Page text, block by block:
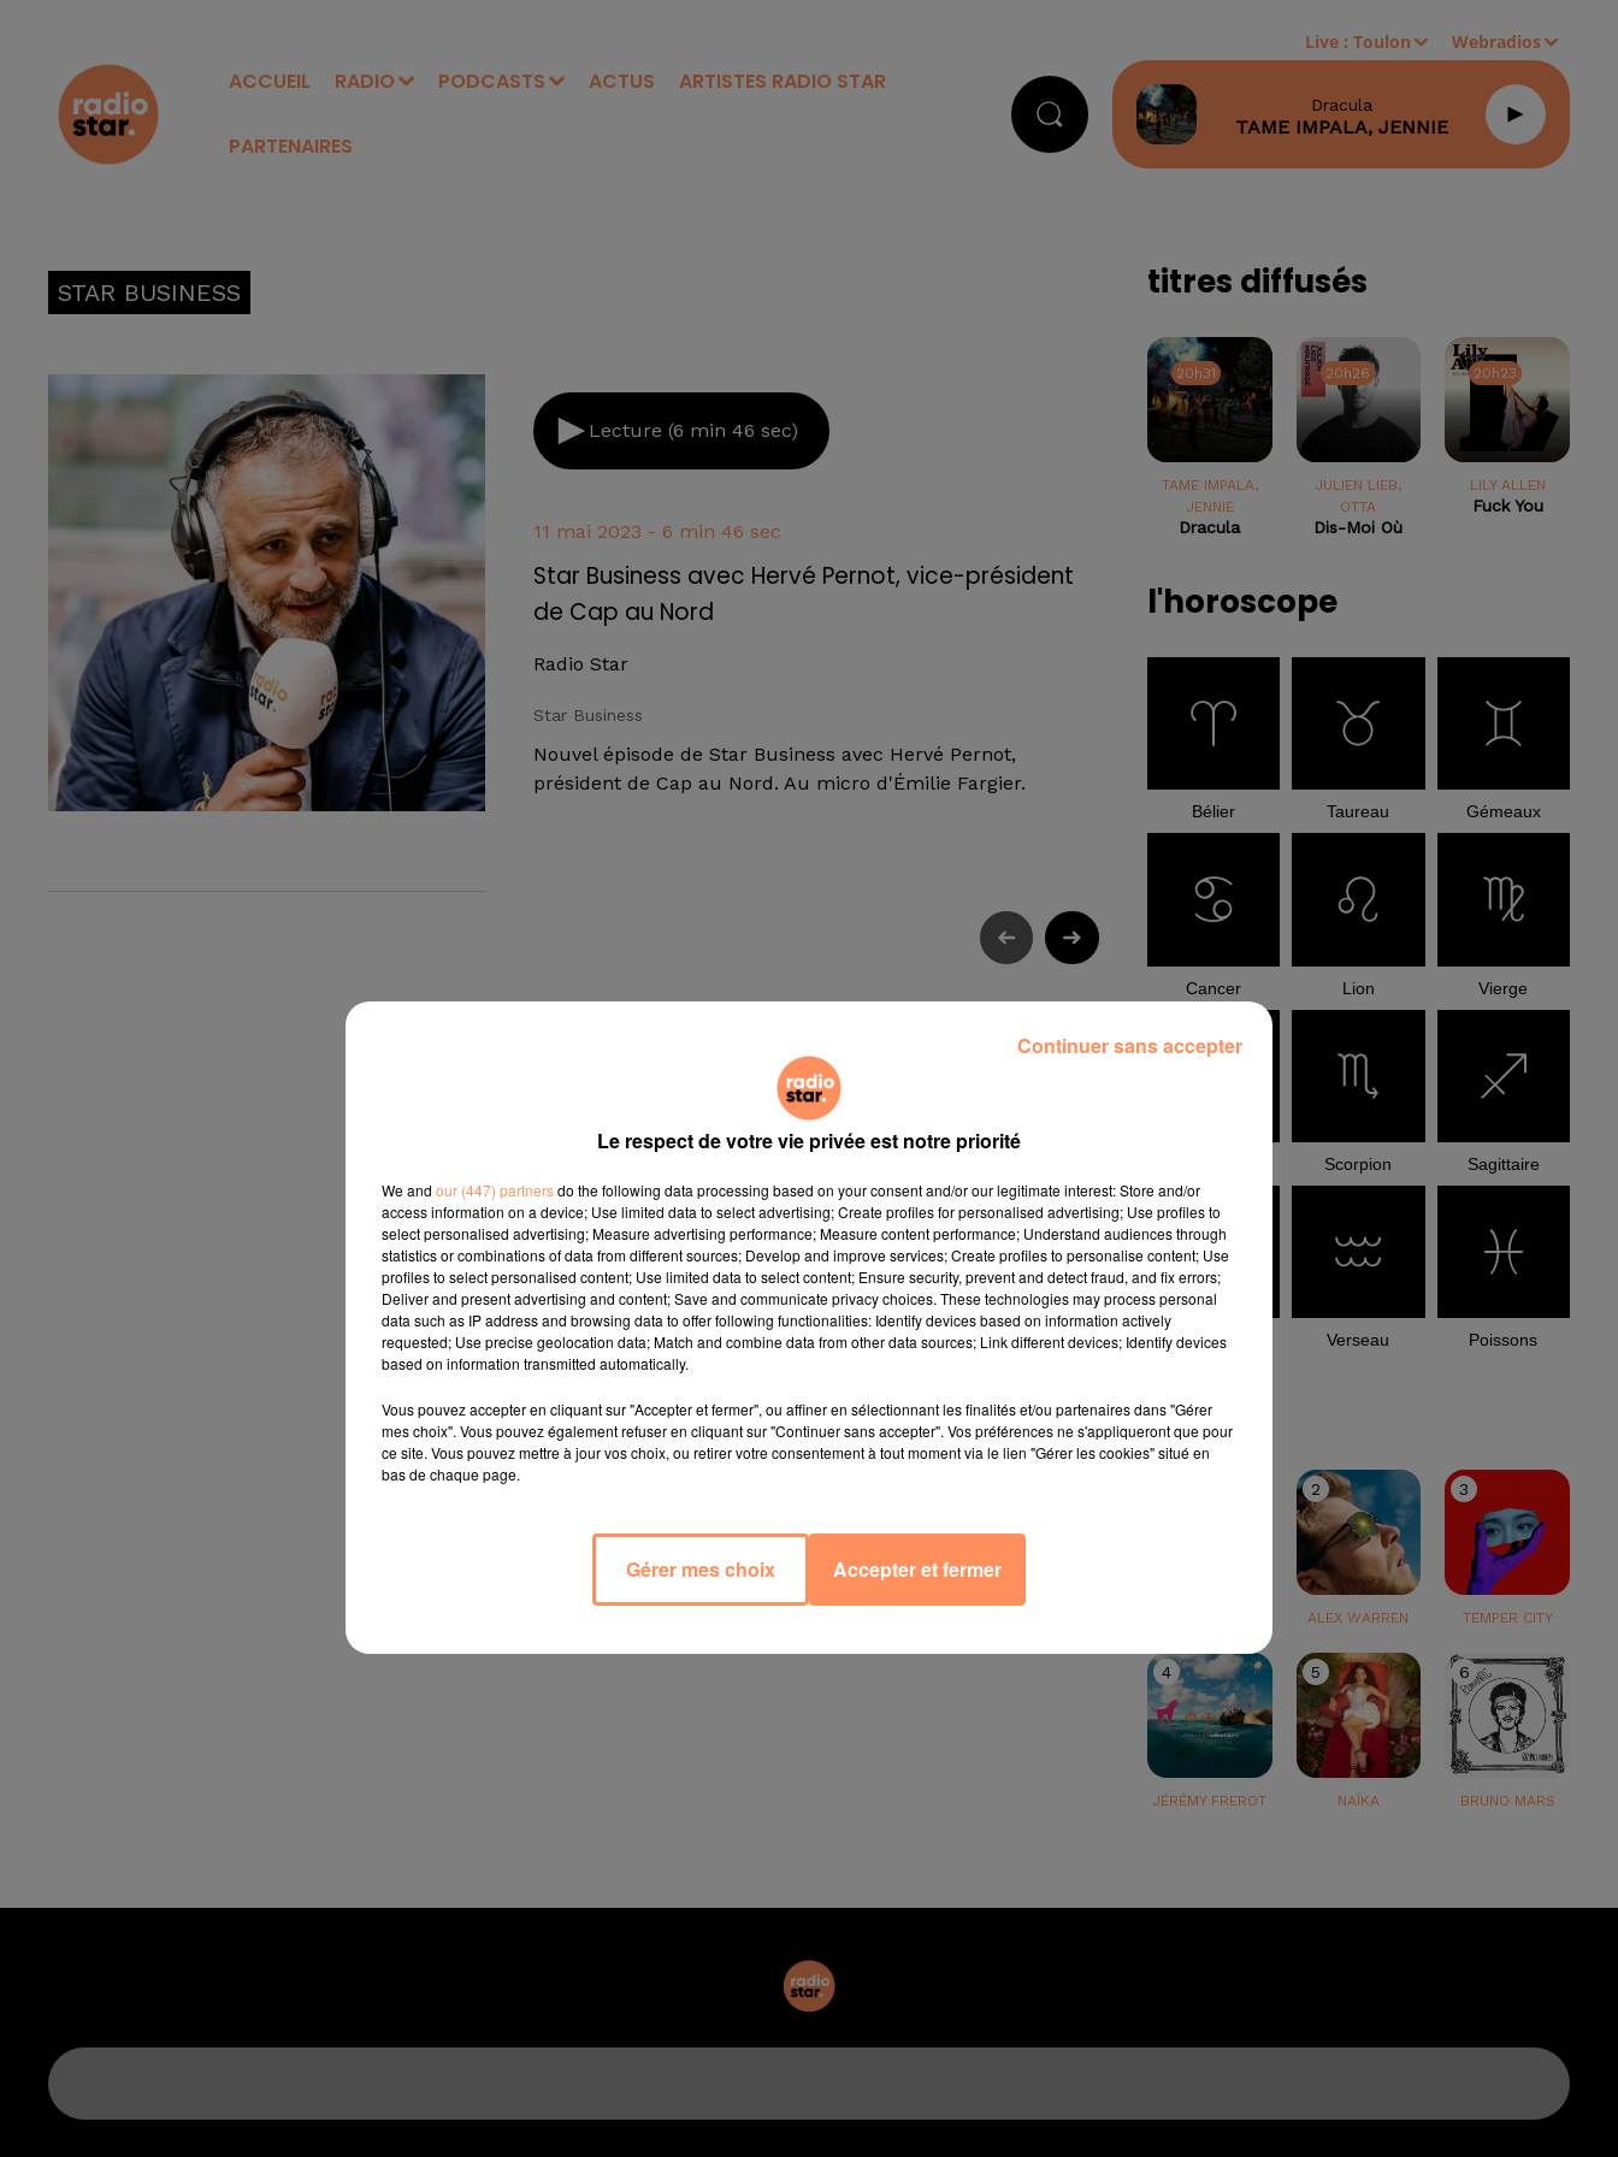
ACCUEIL RADIO PODCASTS ACTUS ARTISTES RADIO STAR
PARTENAIRES
Live :Toulon Webradios
Dracula
TAME IMPALA, JENNIE
STAR BUSINESS
Lecture (6 min 46 sec)
11 mai 2023 - 6 min 46 sec
Star Business avec Hervé Pernot, vice-président
de Cap au Nord
Radio Star
Star Business
Nouvel épisode de Star Business avec Hervé Pernot,
président de Cap au Nord. Au micro d'Émilie Fargier.
titres diffusés
20h31
20h31
TAME IMPALA,
JENNIE
Dracula
20h26
20h26
JULIEN LIEB,
OTTA
Dis-Moi Où
20h23
20h23
LILY ALLEN
Fuck You
l'horoscope
Bélier Taureau Gémeaux
Cancer Lion Vierge
Scorpion Sagittaire
Capricorne Verseau Poissons
le top
2
ALEX WARREN
3
TEMPER CITY
4
JÉRÉMY FREROT
5
NAÏKA
6
BRUNO MARS
Le respect de votre vie privée est notre priorité
We and our (447) partnersdo the following data processing based on your consent and/or our legitimate interest: Store and/or
access information on a device; Use limited data to select advertising; Create profiles for personalised advertising; Use profiles to
select personalised advertising; Measure advertising performance; Measure content performance; Understand audiences through
statistics or combinations of data from different sources; Develop and improve services; Create profiles to personalise content; Use
profiles to select personalised content; Use limited data to select content; Ensure security, prevent and detect fraud, and fix errors;
Deliver and present advertising and content; Save and communicate privacy choices. These technologies may process personal
data such as IP address and browsing data to offer following functionalities: Identify devices based on information actively
requested; Use precise geolocation data; Match and combine data from other data sources; Link different devices; Identify devices
based on information transmitted automatically.
Vous pouvez accepter en cliquant sur "Accepter et fermer", ou affiner en sélectionnant les finalités et/ou partenaires dans "Gérer
mes choix". Vous pouvez également refuser en cliquant sur "Continuer sans accepter". Vos préférences ne s'appliqueront que pour
ce site. Vous pouvez mettre à jour vos choix, ou retirer votre consentement à tout moment via le lien "Gérer les cookies" situé en
bas de chaque page.
Gérer mes choix Accepter et fermer
Continuer sans accepter